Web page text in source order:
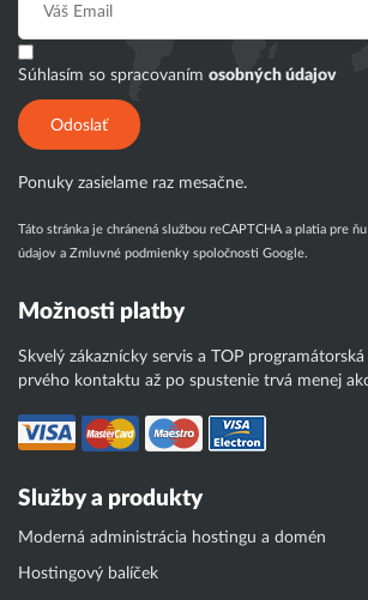
Súhlasím so spracovaním osobných údajov
Odoslať
Ponuky zasielame raz mesačne.
Táto stránka je chránená službou reCAPTCHA a platia pre ňu
údajov a Zmluvné podmienky spoločnosti Google.
Možnosti platby
Skvelý zákaznícky servis a TOP
prvého kontaktu až po spustenie trvá menej
Služby a produkty
Moderná administrácia hostingu a domén
Hostingový balíček